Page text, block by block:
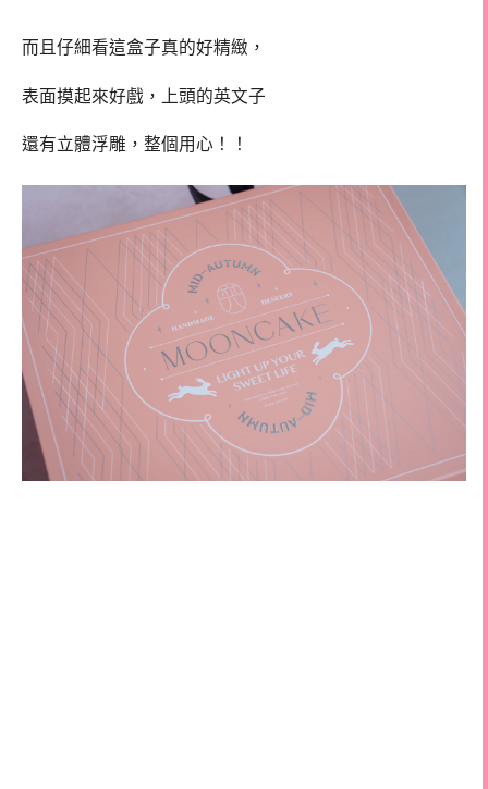
而且仔細看這盒子真的好精緻，
表面摸起來好戲，上頭的英文子
還有立體浮雕，整個用心！！